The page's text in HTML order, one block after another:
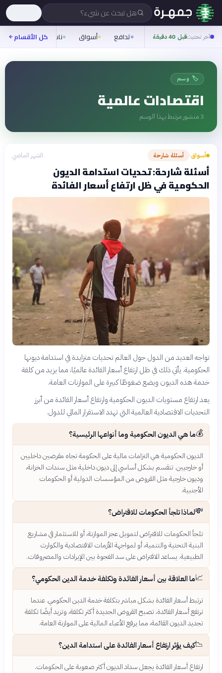
هل تبحث عن شيء؟
آخر تحديثقبل 40 دقيقة تدافع أسواق ناس روح
كل الأقسام
🏷️ وسم
اقتصادات عالمية
3 منشور مرتبط بهذا الوسم
أسواق› أسئلة شارحة الشهر الماضي
أسئلة شارحة: تحديات استدامة الديون
الحكومية في ظل ارتفاع أسعار الفائدة
تواجه العديد من الدول حول العالم تحديات متزايدة في استدامة ديونها
الحكومية. يأتي ذلك في ظل ارتفاع أسعار الفائدة عالميًا، مما يزيد من كلفة
خدمة هذه الديون ويضع ضغوطًا كبيرة على الموازنات العامة.
يعد ارتفاع مستويات الديون الحكومية وارتفاع أسعار الفائدة من أبرز
التحديات الاقتصادية العالمية التي تهدد الاستقرار المالي للدول.
💰ما هي الديون الحكومية وما أنواعها الرئيسية؟
الديون الحكومية هي التزامات مالية على الحكومة تجاه مقرضين داخليين
أو خارجيين. تنقسم بشكل أساسي إلى ديون داخلية مثل سندات الخزانة،
وديون خارجية مثل القروض من المؤسسات الدولية أو الحكومات
الأجنبية.
💸لماذا تلجأ الحكومات للاقتراض؟
تلجأ الحكومات للاقتراض لتمويل عجز الموازنة، أو للاستثمار في مشاريع
البنية التحتية والتنمية، أو لمواجهة الأزمات الاقتصادية والكوارث
الطبيعية. يساعد الاقتراض على سد الفجوة بين الإيرادات والمصروفات.
📈ما العلاقة بين أسعار الفائدة وتكلفة خدمة الدين الحكومي؟
ترتبط أسعار الفائدة بشكل مباشر بتكلفة خدمة الدين الحكومي. عندما
ترتفع أسعار الفائدة، تصبح القروض الجديدة أكثر تكلفة، وتزيد أيضًا تكلفة
تجديد الديون القائمة، مما يرفع الأعباء المالية على الموازنة العامة.
📉كيف يؤثر ارتفاع أسعار الفائدة على استدامة الدين؟
ارتفاع أسعار الفائدة يجعل سداد الديون أكثر صعوبة على الحكومات.